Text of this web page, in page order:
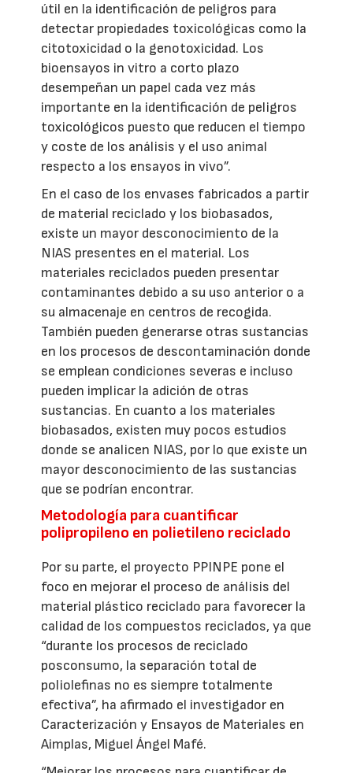
útil en la identificación de peligros para
detectar propiedades toxicológicas como la
citotoxicidad o la genotoxicidad. Los
bioensayos in vitro a corto plazo
desempeñan un papel cada vez más
importante en la identificación de peligros
toxicológicos puesto que reducen el tiempo
y coste de los análisis y el uso animal
respecto a los ensayos in vivo”.
En el caso de los envases fabricados a partir
de material reciclado y los biobasados,
existe un mayor desconocimiento de la
NIAS presentes en el material. Los
materiales reciclados pueden presentar
contaminantes debido a su uso anterior o a
su almacenaje en centros de recogida.
También pueden generarse otras sustancias
en los procesos de descontaminación donde
se emplean condiciones severas e incluso
pueden implicar la adición de otras
sustancias. En cuanto a los materiales
biobasados, existen muy pocos estudios
donde se analicen NIAS, por lo que existe un
mayor desconocimiento de las sustancias
que se podrían encontrar.
Metodología para cuantificar
polipropileno en polietileno reciclado
Por su parte, el proyecto PPINPE pone el
foco en mejorar el proceso de análisis del
material plástico reciclado para favorecer la
calidad de los compuestos reciclados, ya que
“durante los procesos de reciclado
posconsumo, la separación total de
poliolefinas no es siempre totalmente
efectiva”, ha afirmado el investigador en
Caracterización y Ensayos de Materiales en
Aimplas, Miguel Ángel Mafé.